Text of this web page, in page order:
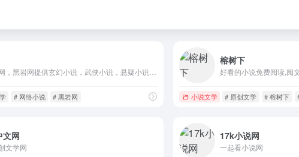
小说阅读网，黑岩网提供玄幻小说，武侠小说，悬疑小说，历史小说，军事小说，仙侠小说，科幻小说，游戏小说，同人小说，古言小说等网络小说在线阅读
# 网络小说 # 黑岩网
榕树下
好看的小说免费阅读,阅
小说文学 # 原创文学 # 榕树下
文网
文学网
17k小说网
一起看小说网